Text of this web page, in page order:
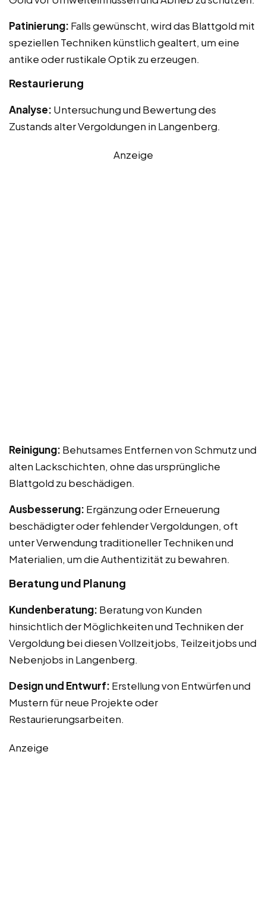
Patinierung: Falls gewünscht, wird das Blattgold mit
speziellen Techniken künstlich gealtert, um eine
antike oder rustikale Optik zu erzeugen.
Restaurierung
Analyse: Untersuchung und Bewertung des
Zustands alter Vergoldungen in Langenberg.
Anzeige
Reinigung: Behutsames Entfernen von Schmutz und
alten Lackschichten, ohne das ursprüngliche
Blattgold zu beschädigen.
Ausbesserung: Ergänzung oder Erneuerung
beschädigter oder fehlender Vergoldungen, oft
unter Verwendung traditioneller Techniken und
Materialien, um die Authentizität zu bewahren.
Beratung und Planung
Kundenberatung: Beratung von Kunden
hinsichtlich der Möglichkeiten und Techniken der
Vergoldung bei diesen Vollzeitjobs, Teilzeitjobs und
Nebenjobs in Langenberg.
Design und Entwurf: Erstellung von Entwürfen und
Mustern für neue Projekte oder
Restaurierungsarbeiten.
Anzeige